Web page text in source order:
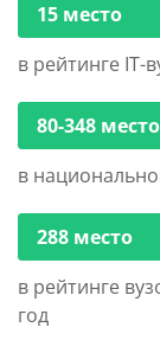
15 место
в рейтинге IT-
80-348 место
в
288 место
в рейтинге
год